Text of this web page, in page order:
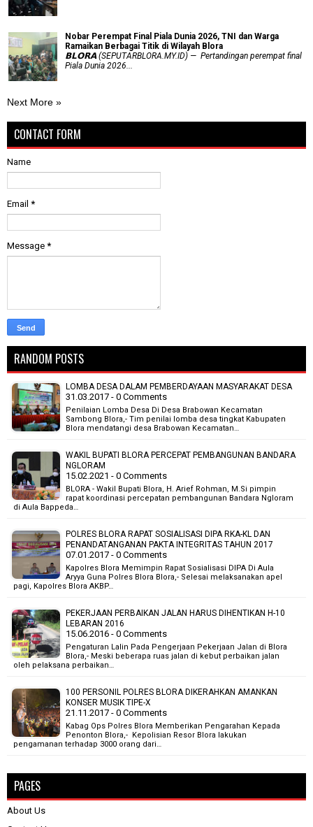
Nobar Perempat Final Piala Dunia 2026, TNI dan Warga
Ramaikan Berbagai Titik di Wilayah Blora
𝗕𝗟𝗢𝗥𝗔 (SEPUTARBLORA.MY.ID) — Pertandingan perempat final
Piala Dunia 2026...
Next More »
CONTACT FORM
Name
Email *
Message *
RANDOM POSTS
LOMBA DESA DALAM PEMBERDAYAAN MASYARAKAT DESA
31.03.2017 - 0 Comments
Penilaian Lomba Desa Di Desa Brabowan Kecamatan
Sambong Blora,- Tim penilai lomba desa tingkat Kabupaten
Blora mendatangi desa Brabowan Kecamatan…
WAKIL BUPATI BLORA PERCEPAT PEMBANGUNAN BANDARA
NGLORAM
15.02.2021 - 0 Comments
BLORA - Wakil Bupati Blora, H. Arief Rohman, M.Si pimpin
rapat koordinasi percepatan pembangunan Bandara Ngloram
di Aula Bappeda…
POLRES BLORA RAPAT SOSIALISASI DIPA RKA-KL DAN
PENANDATANGANAN PAKTA INTEGRITAS TAHUN 2017
07.01.2017 - 0 Comments
Kapolres Blora Memimpin Rapat Sosialisasi DIPA Di Aula
Aryya Guna Polres Blora Blora,- Selesai melaksanakan apel
pagi, Kapolres Blora AKBP…
PEKERJAAN PERBAIKAN JALAN HARUS DIHENTIKAN H-10
LEBARAN 2016
15.06.2016 - 0 Comments
Pengaturan Lalin Pada Pengerjaan Pekerjaan Jalan di Blora
Blora,- Meski beberapa ruas jalan di kebut perbaikan jalan
oleh pelaksana perbaikan…
100 PERSONIL POLRES BLORA DIKERAHKAN AMANKAN
KONSER MUSIK TIPE-X
21.11.2017 - 0 Comments
Kabag Ops Polres Blora Memberikan Pengarahan Kepada
Penonton Blora,- Kepolisian Resor Blora lakukan
pengamanan terhadap 3000 orang dari…
PAGES
About Us